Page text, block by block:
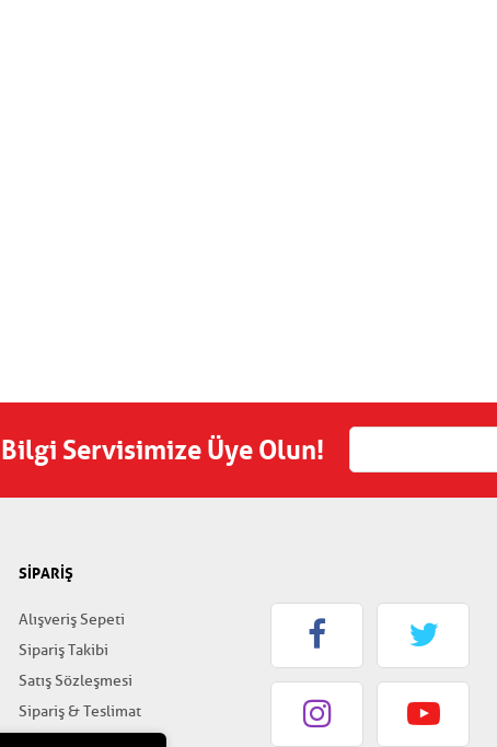
Bilgi Servisimize Üye Olun!
SİPARİŞ
Alışveriş Sepeti
Sipariş Takibi
Satış Sözleşmesi
Sipariş & Teslimat